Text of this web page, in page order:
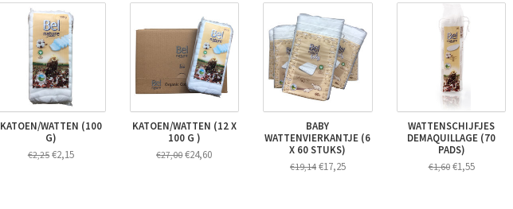
KATOEN/WATTEN (100
G)
€2,25€2,15
KATOEN/WATTEN (12 X
100 G )
€27,00€24,60
BABY
WATTENVIERKANTJE (6
X 60 STUKS)
€19,14€17,25
WATTENSCHIJFJES
DEMAQUILLAGE (70
PADS)
€1,60€1,55